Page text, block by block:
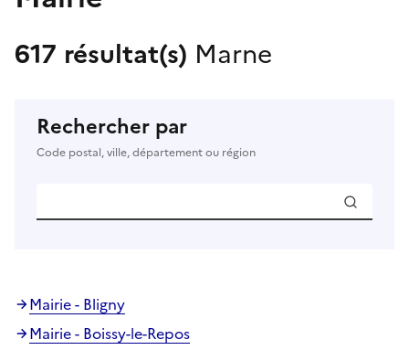
617 résultat(s) Marne
Rechercher par
Code postal, ville, département ou région
Mairie - Bligny
Mairie - Boissy-le-Repos